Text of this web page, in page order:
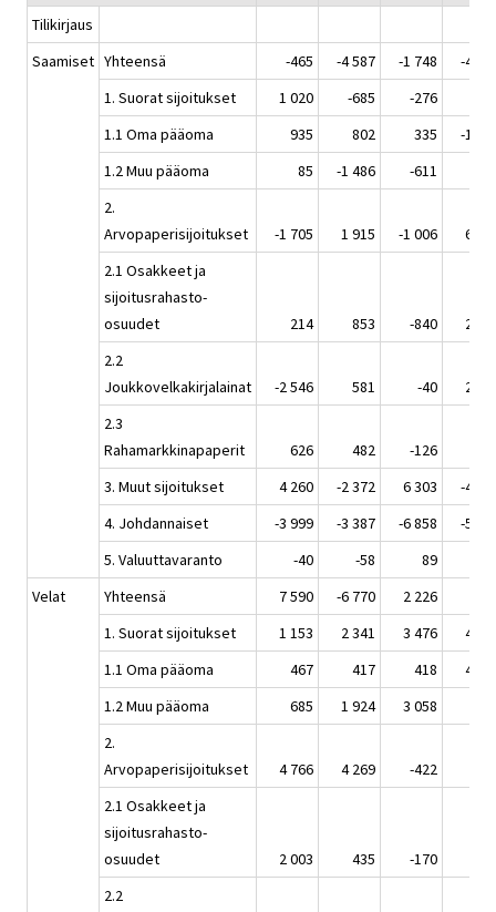
Tilikirjaus
Saamiset Yhteensä -465 -4 587 -1 748
-4
1. Suorat sijoitukset
1 020 -685 -276
1.1 Oma pääoma
935 802 335
-1
1.2 Muu pääoma
85 -1 486 -611
2.
Arvopaperisijoitukset
-1 705 1 915 -1 006
6
2.1 Osakkeet ja
sijoitusrahasto-
osuudet
214 853 -840
2
2.2
Joukkovelkakirjalainat
-2 546 581 -40
2
2.3
Rahamarkkinapaperit
626 482 -126
3. Muut sijoitukset
4 260 -2 372 6 303
-4
4. Johdannaiset
-3 999 -3 387 -6 858
-5
5. Valuuttavaranto
-40 -58 89
Velat
Yhteensä 7 590 -6 770 2 226
1. Suorat sijoitukset
1 153 2 341 3 476
4
1.1 Oma pääoma
467 417 418
4
1.2 Muu pääoma
685 1 924 3 058
2.
Arvopaperisijoitukset
4 766 4 269 -422
2.1 Osakkeet ja
sijoitusrahasto-
osuudet
2 003 435 -170
2.2